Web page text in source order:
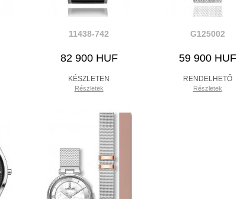
11438-742
82 900 HUF
KÉSZLETEN
Részletek
G125002
59 900 HUF
RENDELHETŐ
Részletek